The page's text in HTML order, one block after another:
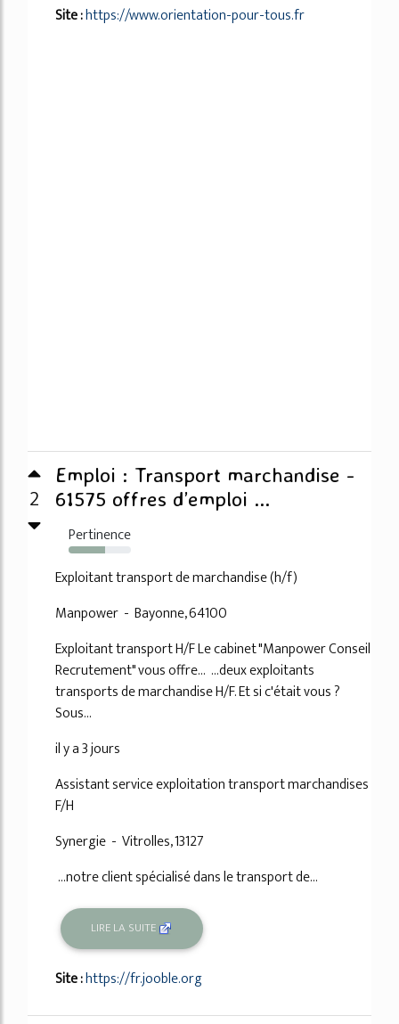
Site :https://www.orientation-pour-tous.fr
2
Emploi : Transport marchandise -
61575 offres d’emploi ...
Pertinence
58%
Exploitant transport de marchandise (h/f)
Manpower - Bayonne, 64100
Exploitant transport H/F Le cabinet "Manpower Conseil
Recrutement" vous offre... ...deux exploitants
transports de marchandise H/F. Et si c'était vous ?
Sous...
il y a 3 jours
Assistant service exploitation transport marchandises
F/H
Synergie - Vitrolles, 13127
...notre client spécialisé dans le transport de...
LIRE LA SUITE
Site :https://fr.jooble.org